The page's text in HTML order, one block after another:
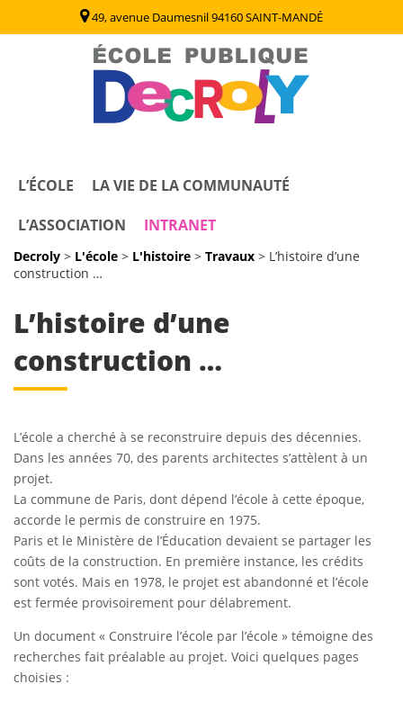
49, avenue Daumesnil 94160 SAINT-MANDÉ
L’ÉCOLE
LA VIE DE LA COMMUNAUTÉ
L’ASSOCIATION
INTRANET
Decroly > L'école > L'histoire > Travaux > L’histoire d’une
construction …
L’histoire d’une
construction …
L’école a cherché à se reconstruire depuis des décennies.
Dans les années 70, des parents architectes s’attèlent à un
projet.
La commune de Paris, dont dépend l’école à cette époque,
accorde le permis de construire en 1975.
Paris et le Ministère de l’Éducation devaient se partager les
coûts de la construction. En première instance, les crédits
sont votés. Mais en 1978, le projet est abandonné et l’école
est fermée provisoirement pour délabrement.
Un document « Construire l’école par l’école » témoigne des
recherches fait préalable au projet. Voici quelques pages
choisies :